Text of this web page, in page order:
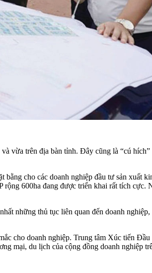
vừa trên địa bàn tỉnh. Đây cũng là “cú
cho các doanh nghiệp đầu tư sản xuất
600ha đang được triển khai rất tích cực.
những thủ tục liên quan đến doanh
cho doanh nghiệp. Trung tâm Xúc tiến
mại, du lịch của cộng đồng doanh nghiệp